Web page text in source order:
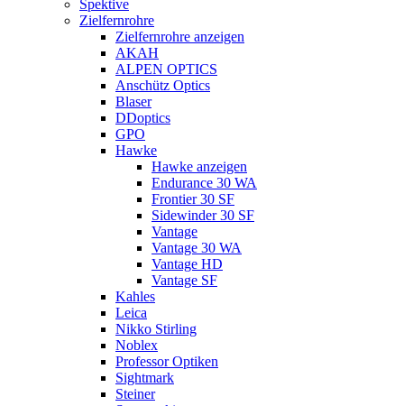
Spektive
Zielfernrohre
Zielfernrohre anzeigen
AKAH
ALPEN OPTICS
Anschütz Optics
Blaser
DDoptics
GPO
Hawke
Hawke anzeigen
Endurance 30 WA
Frontier 30 SF
Sidewinder 30 SF
Vantage
Vantage 30 WA
Vantage HD
Vantage SF
Kahles
Leica
Nikko Stirling
Noblex
Professor Optiken
Sightmark
Steiner